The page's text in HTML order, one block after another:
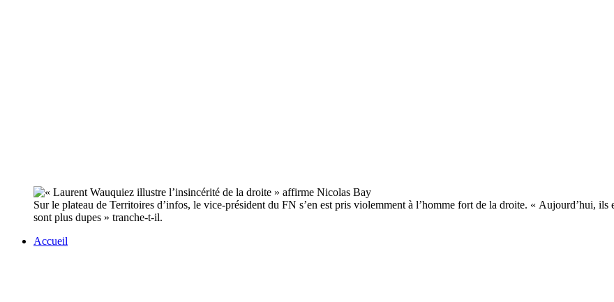
Sur le plateau de Territoires d’infos, le vice-président du FN s’en est pris violemment à l’homme fort de la droite. « Aujourd’hui, ils
sont plus dupes » tranche-t-il.
Accueil